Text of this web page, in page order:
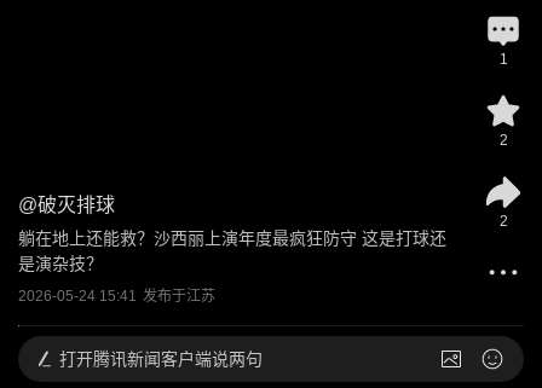
@破灭排球
躺在地上还能救？沙西丽上演年度最疯狂防守 这是打球还
是演杂技？
2026-05-24 15:41 发布于江苏
1
2
2
打开腾讯新闻客户端说两句